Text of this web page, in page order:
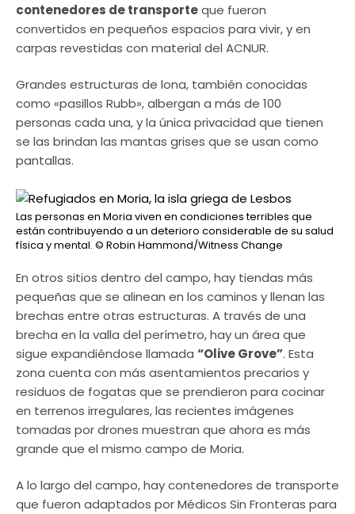
contenedores de transporteque fueron
convertidos en pequeños espacios para vivir, y en
carpas revestidas con material del ACNUR.
Grandes estructuras de lona, también conocidas
como «pasillos Rubb», albergan a más de 100
personas cada una, y la única privacidad que tienen
se las brindan las mantas grises que se usan como
pantallas.
Las personas en Moria viven en condiciones terribles que
están contribuyendo a un deterioro considerable de su salud
física y mental. © Robin Hammond/Witness Change
En otros sitios dentro del campo, hay tiendas más
pequeñas que se alinean en los caminos y llenan las
brechas entre otras estructuras. A través de una
brecha en la valla del perímetro, hay un área que
sigue expandiéndose llamada “Olive Grove”. Esta
zona cuenta con más asentamientos precarios y
residuos de fogatas que se prendieron para cocinar
en terrenos irregulares, las recientes imágenes
tomadas por drones muestran que ahora es más
grande que el mismo campo de Moria.
A lo largo del campo, hay contenedores de transporte
que fueron adaptados por Médicos Sin Fronteras para